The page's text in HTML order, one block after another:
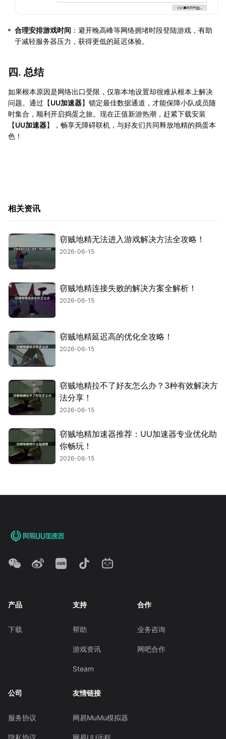
合理安排游戏时间 ：避开晚高峰等网络拥堵时段登陆游戏，有助
于减轻服务器压力，获得更低的延迟体验。
四. 总结
如果根本原因是网络出口受限，仅靠本地设置却很难从根本上解决
问题。通过【UU加速器】锁定最佳数据通道，才能保障小队成员随
时集合，顺利开启捣蛋之旅。现在正值新游热潮，赶紧下载安装
【UU加速器】，畅享无障碍联机，与好友们共同释放地精的捣蛋本
色！
相关资讯
窃贼地精无法进入游戏解决方法全攻略！
2026-06-15
窃贼地精连接失败的解决方案全解析！
2026-06-15
窃贼地精延迟高的优化全攻略！
2026-06-15
窃贼地精拉不了好友怎么办？3种有效解决方
法分享！
2026-06-15
窃贼地精加速器推荐：UU加速器专业优化助
你畅玩！
2026-06-15
产品
下载
支持
帮助
游戏资讯
Steam
合作
业务咨询
网吧合作
公司
服务协议
隐私协议
友情链接
网易MuMu模拟器
网易UU远程